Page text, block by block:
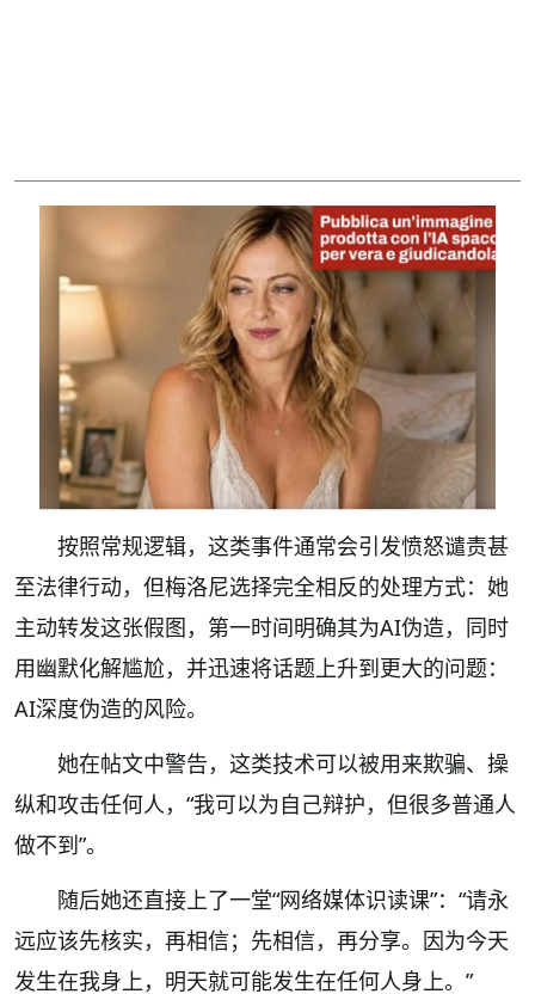
按照常规逻辑，这类事件通常会引发愤怒谴责甚
至法律行动，但梅洛尼选择完全相反的处理方式：她
主动转发这张假图，第一时间明确其为AI伪造，同时
用幽默化解尴尬，并迅速将话题上升到更大的问题：
AI深度伪造的风险。
她在帖文中警告，这类技术可以被用来欺骗、操
纵和攻击任何人，“我可以为自己辩护，但很多普通人
做不到”。
随后她还直接上了一堂“网络媒体识读课”：“请永
远应该先核实，再相信；先相信，再分享。因为今天
发生在我身上，明天就可能发生在任何人身上。”